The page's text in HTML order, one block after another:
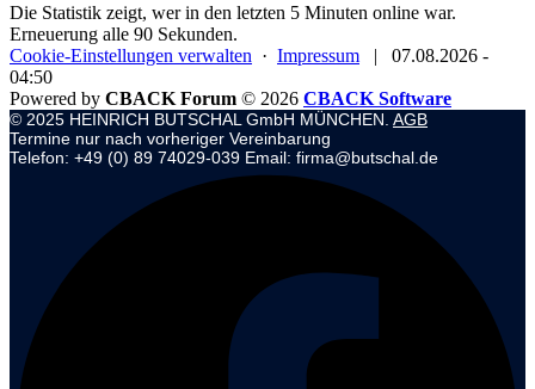
Die Statistik zeigt, wer in den letzten 5 Minuten online war.
Erneuerung alle 90 Sekunden.
Cookie-Einstellungen verwalten · Impressum |
07.08.2026 -
04:50
Powered by CBACK Forum © 2026 CBACK Software
© 2025 HEINRICH BUTSCHAL GmbH MÜNCHEN. AGB
Termine nur nach vorheriger Vereinbarung
Telefon: +49 (0) 89 74029-039 Email: firma@butschal.de